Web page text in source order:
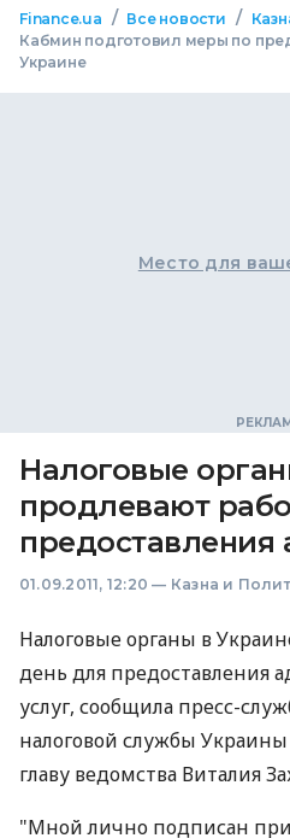
Finance.ua / Все новости /
Кабмин подготовил меры по
Украине
Место для
Налоговые
продлевают
предоставления
01.09.2011, 12:20 — Казна и
Налоговые органы в
день для предоставления
услуг, сообщила пресс-
налоговой службы
главу ведомства Виталия
"Мной лично подписан